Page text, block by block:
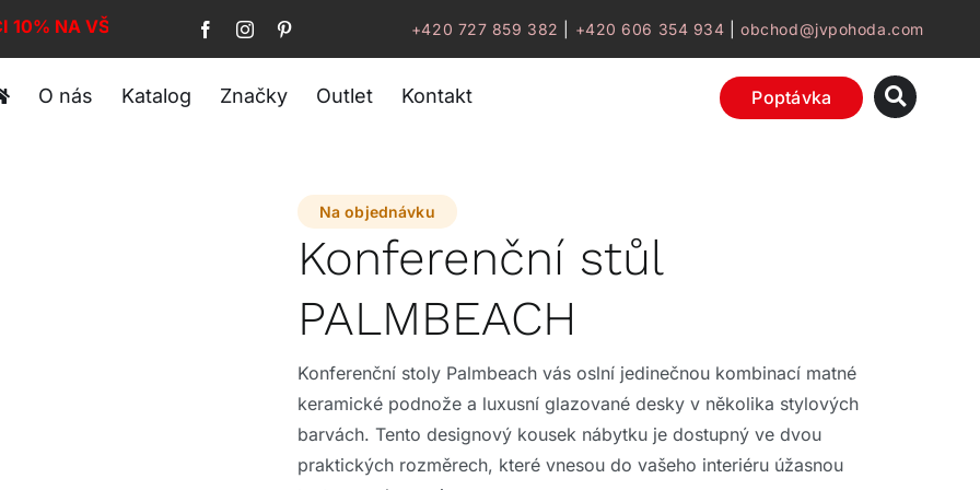
10% NA VŠE! +420 727 859 382 +420 606 354 934 |obchod@jvpohoda.com
O nás Katalog Značky Outlet Kontakt Poptávka
Na objednávku
Konferenční stůl
PALMBEACH
Konferenční stoly Palmbeach vás oslní jedinečnou kombinací matné
keramické podnože a luxusní glazované desky v několika stylových
barvách. Tento designový kousek nábytku je dostupný ve dvou
praktických rozměrech, které vnesou do vašeho interiéru úžasnou